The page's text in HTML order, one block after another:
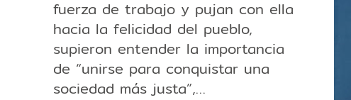
fuerza de trabajo y pujan con ella
hacia la felicidad del pueblo,
supieron entender la importancia
de “unirse para conquistar una
sociedad más justa”,…